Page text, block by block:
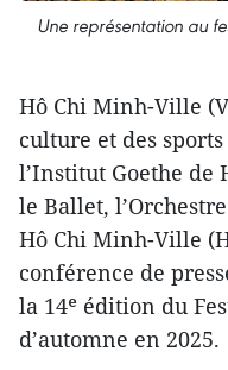
Une représentation au
Hô Chi Minh-Ville
culture et des
l’Institut Goethe
le Ballet,
Hô Chi Minh-Ville
conférence de
la 14ᵉ édition du
d’automne en 2025.